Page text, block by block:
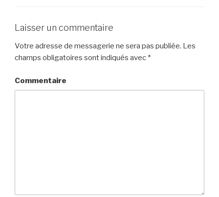
Laisser un commentaire
Votre adresse de messagerie ne sera pas publiée. Les
champs obligatoires sont indiqués avec *
Commentaire